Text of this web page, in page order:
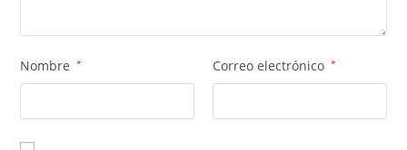
Nombre * Correo electrónico *